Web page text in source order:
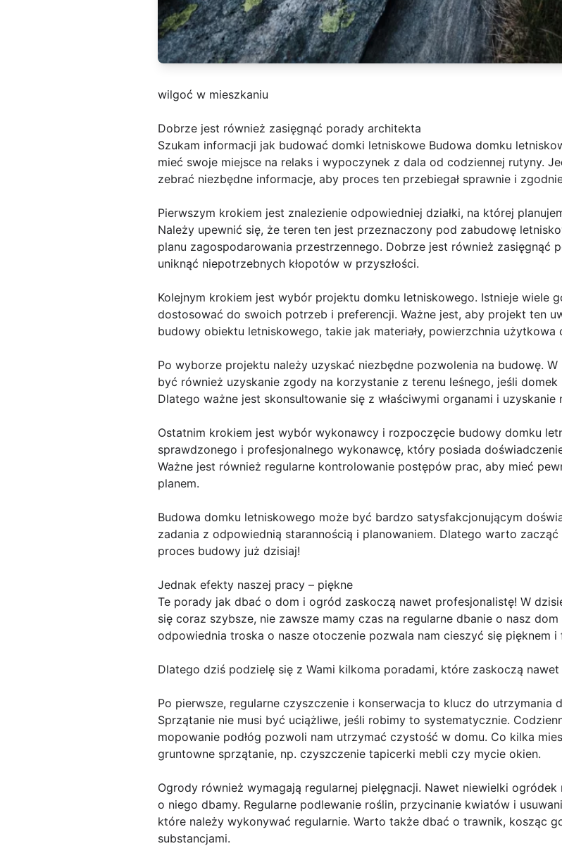
wilgoć w mieszkaniu
Dobrze jest również zasięgnąć porady architekta
Szukam informacji jak budować domki letniskowe Budowa domku
mieć swoje miejsce na relaks i wypoczynek z dala od codziennej rutyny.
zebrać niezbędne informacje, aby proces ten przebiegał sprawnie i
Pierwszym krokiem jest znalezienie odpowiedniej działki, na której
Należy upewnić się, że teren ten jest przeznaczony pod zabudowę
planu zagospodarowania przestrzennego. Dobrze jest również zasięgnąć
uniknąć niepotrzebnych kłopotów w przyszłości.
Kolejnym krokiem jest wybór projektu domku letniskowego. Istnieje wiele
dostosować do swoich potrzeb i preferencji. Ważne jest, aby projekt ten
budowy obiektu letniskowego, takie jak materiały, powierzchnia użytkowa
Po wyborze projektu należy uzyskać niezbędne pozwolenia na budowę.
być również uzyskanie zgody na korzystanie z terenu leśnego, jeśli
Dlatego ważne jest skonsultowanie się z właściwymi organami i uzyskanie
Ostatnim krokiem jest wybór wykonawcy i rozpoczęcie budowy domku
sprawdzonego i profesjonalnego wykonawcę, który posiada
Ważne jest również regularne kontrolowanie postępów prac, aby mieć
planem.
Budowa domku letniskowego może być bardzo satysfakcjonującym
zadania z odpowiednią starannością i planowaniem. Dlatego warto
proces budowy już dzisiaj!
Jednak efekty naszej pracy – piękne
Te porady jak dbać o dom i ogród zaskoczą nawet profesjonalistę! W
się coraz szybsze, nie zawsze mamy czas na regularne dbanie o nasz
odpowiednia troska o nasze otoczenie pozwala nam cieszyć się pięknem i
Dlatego dziś podzielę się z Wami kilkoma poradami, które zaskoczą
Po pierwsze, regularne czyszczenie i konserwacja to klucz do utrzymania
Sprzątanie nie musi być uciążliwe, jeśli robimy to systematycznie.
mopowanie podłóg pozwoli nam utrzymać czystość w domu. Co kilka
gruntowne sprzątanie, np. czyszczenie tapicerki mebli czy mycie okien.
Ogrody również wymagają regularnej pielęgnacji. Nawet niewielki
o niego dbamy. Regularne podlewanie roślin, przycinanie kwiatów i
które należy wykonywać regularnie. Warto także dbać o trawnik, kosząc
substancjami.